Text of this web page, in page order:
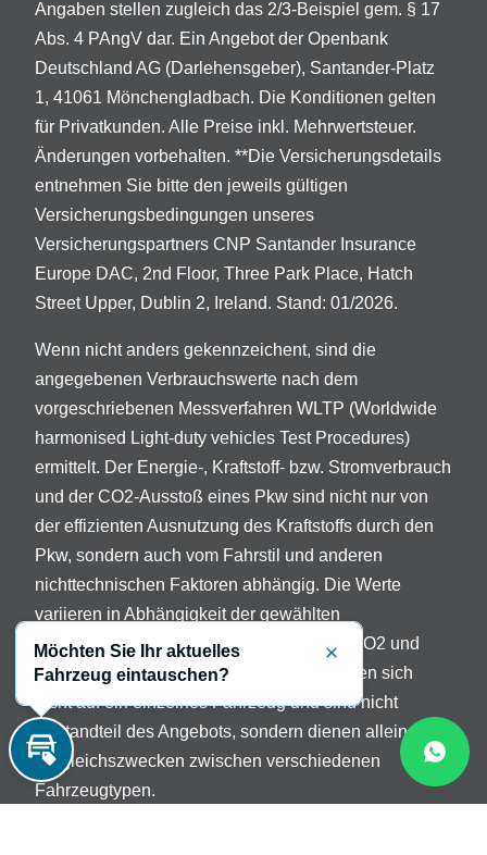
Angaben stellen zugleich das 2/3-Beispiel gem. § 17
Abs. 4 PAngV dar. Ein Angebot der Openbank
Deutschland AG (Darlehensgeber), Santander-Platz
1, 41061 Mönchengladbach. Die Konditionen gelten
für Privatkunden. Alle Preise inkl. Mehrwertsteuer.
Änderungen vorbehalten. **Die Versicherungsdetails
entnehmen Sie bitte den jeweils gültigen
Versicherungsbedingungen unseres
Versicherungspartners CNP Santander Insurance
Europe DAC, 2nd Floor, Three Park Place, Hatch
Street Upper, Dublin 2, Ireland. Stand: 01/2026.
Wenn nicht anders gekennzeichent, sind die
angegebenen Verbrauchswerte nach dem
vorgeschriebenen Messverfahren WLTP (Worldwide
harmonised Light-duty vehicles Test Procedures)
ermittelt. Der Energie-, Kraftstoff- bzw. Stromverbrauch
und der CO2-Ausstoß eines Pkw sind nicht nur von
der effizienten Ausnutzung des Kraftstoffs durch den
Pkw, sondern auch vom Fahrstil und anderen
nichttechnischen Faktoren abhängig. Die Werte
variieren in Abhängigkeit der gewählten
Sonderausstattungen. Beschreibung der CO2 und
Verbrauchsangaben: Die Angaben beziehen sich
nicht auf ein einzelnes Fahrzeug und sind nicht
Bestandteil des Angebots, sondern dienen allein
Vergleichszwecken zwischen verschiedenen
Fahrzeugtypen.
Inzahlungnahme
Möchten Sie Ihr aktuelles
Fahrzeug eintauschen?
Schließen